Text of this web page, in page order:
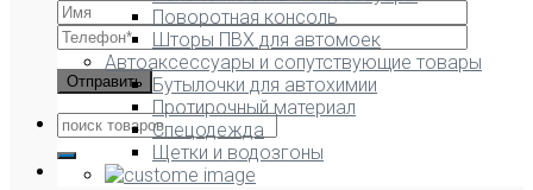
Поворотная консоль
Шторы ПВХ для автомоек
Автоаксессуары и сопутствующие товары
Бутылочки для автохимии
Протирочный материал
Спецодежда
Щетки и водозгоны